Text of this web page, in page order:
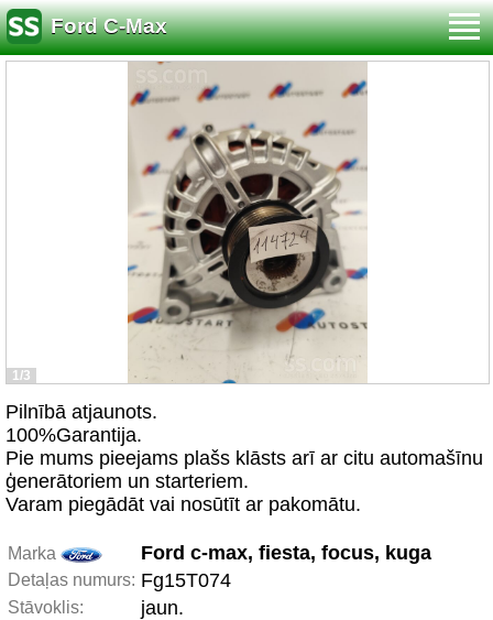
Ford C-Max
1/3
Pilnībā atjaunots.
100%Garantija.
Pie mums pieejams plašs klāsts arī ar citu automašīnu
ģenerātoriem un starteriem.
Varam piegādāt vai nosūtīt ar pakomātu.
Marka Ford c-max, fiesta, focus, kuga
Detaļas numurs: Fg15T074
Stāvoklis: jaun.